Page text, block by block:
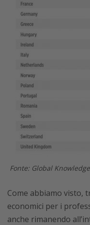
Fonte: Global
Come abbiamo visto,
economici per i
anche rimanendo